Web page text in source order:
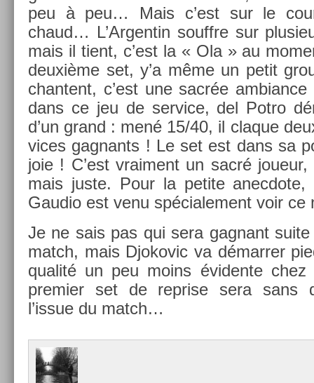
peu à peu… Mais c’est sur le
chaud… L’Ar­gentin souffre sur
mais il tient, c’est la « Ola » au
deuxième set, y’a même un petit
chan­tent, c’est une sacrée
dans ce jeu de ser­vice, del Potro
d’un grand : mené 15/40, il claque
vices gag­nants ! Le set est dans sa
joie ! C’est vrai­ment un sacré
mais juste. Pour la petite an­ec­dote,
Gaudio est venu spéciale­ment voir
Je ne sais pas qui sera gag­nant
match, mais Djokovic va démarr­er
qualité un peu moins éviden­te chez
pre­mi­er set de re­pr­ise sera sans
l’issue du match…